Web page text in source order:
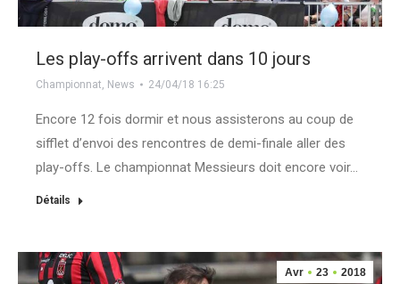
Les play-offs arrivent dans 10 jours
Championnat, News 24/04/18 16:25
Encore 12 fois dormir et nous assisterons au coup de
sifflet d’envoi des rencontres de demi-finale aller des
play-offs. Le championnat Messieurs doit encore voir…
Détails
Avr 23 2018